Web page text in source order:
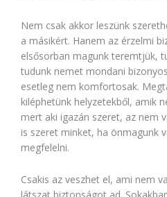
Nem csak akkor leszünk
a másikért. Hanem az érzelmi
elsősorban magunk teremtjük,
tudunk nemet mondani
esetleg nem komfortosak.
kiléphetünk helyzetekből, amik
mert aki igazán szeret, az nem
is szeret minket, ha önmagunk
megfelelni.
Csakis az veszhet el, ami nem